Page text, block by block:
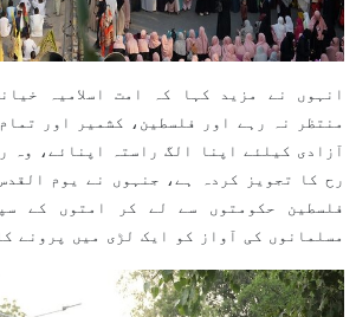
انہوں نے مزید کہا کہ امت اسلامیہ
منتظر نہ رہے اور فلسطین، کشمیر اور
آزادی کیلئے اپنا الگ راستہ اپنائے، وہ
رح کا تجویز کردہ ہے، جنہوں نے یوم
فلسطین حکومتوں سے لے کر امتوں کے
مسلمانوں کی آواز کو ایک لڑی میں پرونے